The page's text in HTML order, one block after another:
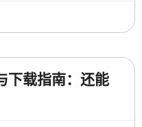
下载指南：还能